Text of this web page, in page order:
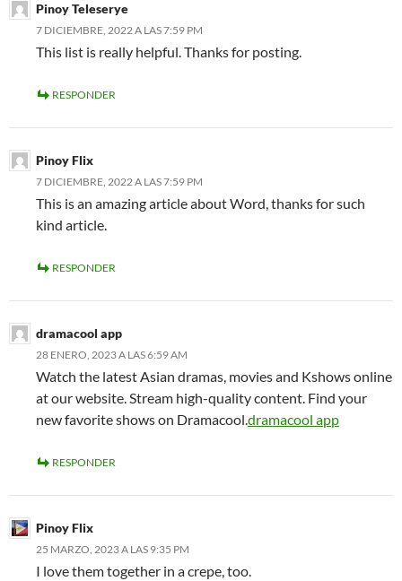
Pinoy Teleserye
7 DICIEMBRE, 2022 A LAS 7:59 PM
This list is really helpful. Thanks for posting.
RESPONDER
Pinoy Flix
7 DICIEMBRE, 2022 A LAS 7:59 PM
This is an amazing article about Word, thanks for such
kind article.
RESPONDER
dramacool app
28 ENERO, 2023 A LAS 6:59 AM
Watch the latest Asian dramas, movies and Kshows online
at our website. Stream high-quality content. Find your
new favorite shows on Dramacool.dramacool app
RESPONDER
Pinoy Flix
25 MARZO, 2023 A LAS 9:35 PM
I love them together in a crepe, too.